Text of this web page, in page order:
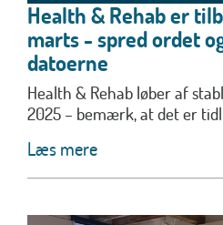
Health & Rehab er
marts - spred ordet
datoerne
Health & Rehab løber af
2025 – bemærk, at det er
Læs mere